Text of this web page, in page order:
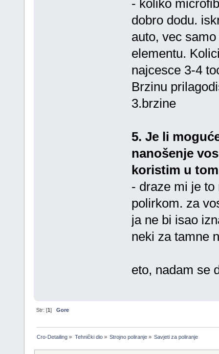
- koliko
dobro dodu.
auto, vec
elementu.
najcesce 3-4
Brzinu
3.brzine
5. Je li
nanošenje
koristim u
- draze mi je
polirkom. za
ja ne bi isao
neki za tamne
eto, nadam se
Str: [1]Gore
Cro-Detailing » Tehnički dio» Strojno poliranje» Savjeti za poliranje